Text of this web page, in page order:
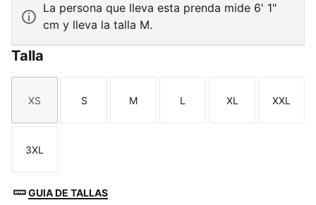
La persona que lleva esta prenda mide 6' 1"
cm y lleva la talla M.
Talla
Talla
XS
Talla
S
Talla
M
Talla
L
Talla
XL
Talla
XXL
Talla
3XL
GUIA DE TALLAS